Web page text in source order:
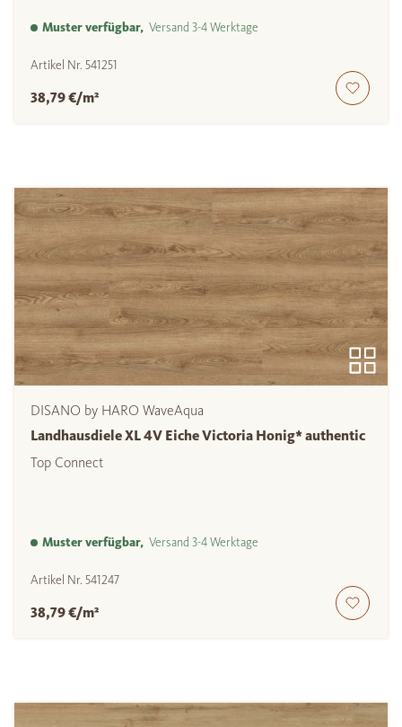
Muster verfügbar, Versand 3-4 Werktage
Artikel Nr. 541251
38,79 €/m²
DISANO by HARO WaveAqua
Landhausdiele XL 4V Eiche Victoria Honig* authentic
Top Connect
Muster verfügbar, Versand 3-4 Werktage
Artikel Nr. 541247
38,79 €/m²